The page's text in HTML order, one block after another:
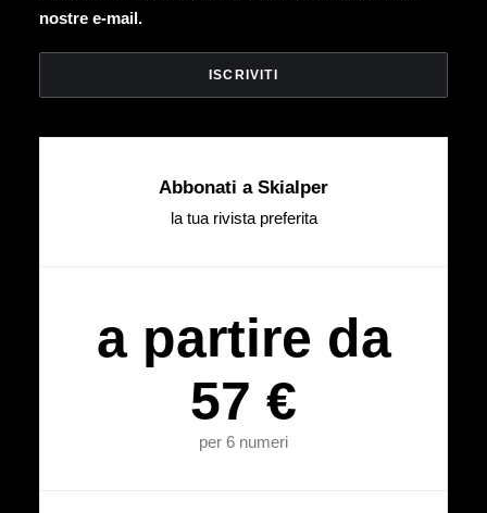
nostre e-mail.
Abbonati a Skialper
la tua rivista preferita
a partire da
57 €
per 6 numeri